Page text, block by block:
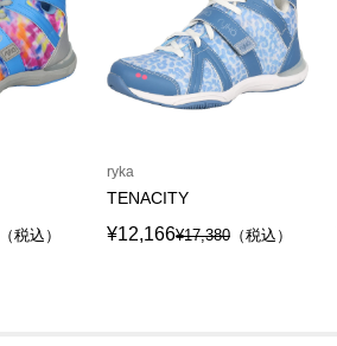
（税込）
ryka
TENACITY
¥12,166¥17,380 （税込）